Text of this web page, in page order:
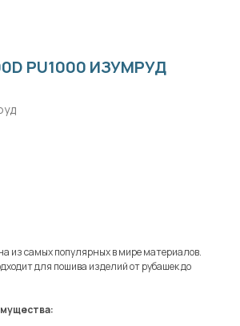
PU1000 ИЗУМРУД
из самых популярных в мире материалов.
для пошива изделий от рубашек до